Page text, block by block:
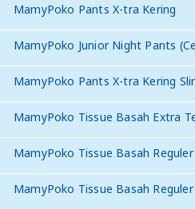
MamyPoko Pants X-tra Kering
MamyPoko Junior Night Pants
MamyPoko Pants X-tra Kering
MamyPoko Tissue Basah Extra
MamyPoko Tissue Basah
MamyPoko Tissue Basah Reguler